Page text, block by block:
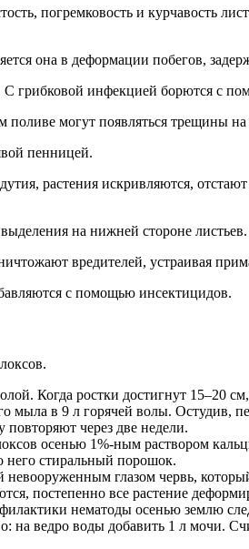
погремковость и курчавость
она в деформации побегов,
грибковой инфекцией борются с
могут появляться трещины на
пенницей.
растения искривляются,
на нижней стороне
вредителей, устраивая
с помощью инсектицидов.
Когда ростки достигнут 15–20
мыла в 9 л горячей волы.
через две недели.
осенью 1%-ным раствором
него стиральный порошок.
глазом червь,
постепенно все растение
нематоды осенью землю
на ведро воды добавить 1 л мочи.